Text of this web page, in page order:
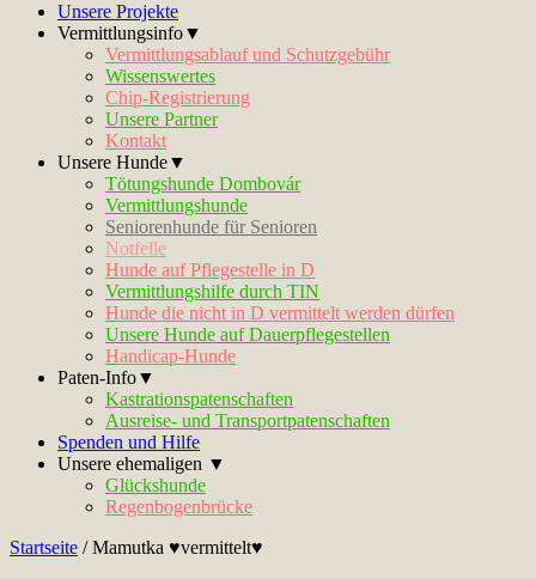
Unsere Projekte
Vermittlungsinfo▼
Vermittlungsablauf und Schutzgebühr
Wissenswertes
Chip-Registrierung
Unsere Partner
Kontakt
Unsere Hunde▼
Tötungshunde Dombovár
Vermittlungshunde
Seniorenhunde für Senioren
Notfelle
Hunde auf Pflegestelle in D
Vermittlungshilfe durch TIN
Hunde die nicht in D vermittelt werden dürfen
Unsere Hunde auf Dauerpflegestellen
Handicap-Hunde
Paten-Info▼
Kastrationspatenschaften
Ausreise- und Transportpatenschaften
Spenden und Hilfe
Unsere ehemaligen ▼
Glückshunde
Regenbogenbrücke
Startseite /Mamutka ♥vermittelt♥